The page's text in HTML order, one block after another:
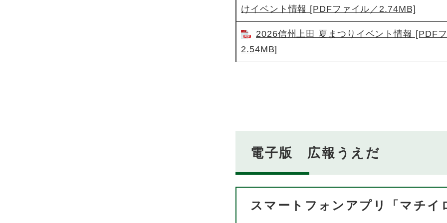
けイベント情報 [PDFファイル／2.74MB]
2026信州上田 夏まつりイベント情報 [PDF
2.54MB]
電子版 広報うえだ
スマートフォンアプリ「マチイ